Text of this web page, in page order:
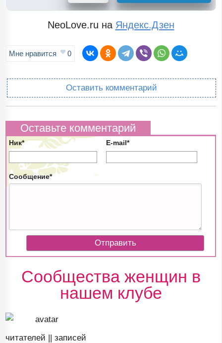
NeoLove.ru на Яндекс.Дзен
Мне нравится 0
Оставить комментарий
Оставьте комментарий
Ник* E-mail*
Сообщение*
Сообщества женщин в
нашем клубе
читателей ||записей